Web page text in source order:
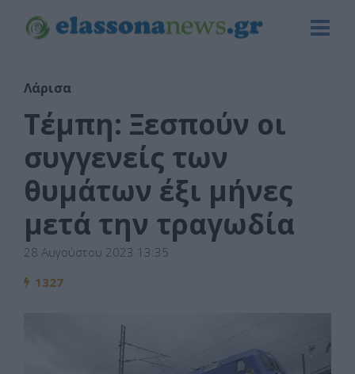
Λάρισα
Τέμπη: Ξεσπούν οι
συγγενείς των
θυμάτων έξι μήνες
μετά την τραγωδία
28 Αυγούστου 2023 13:35
1327